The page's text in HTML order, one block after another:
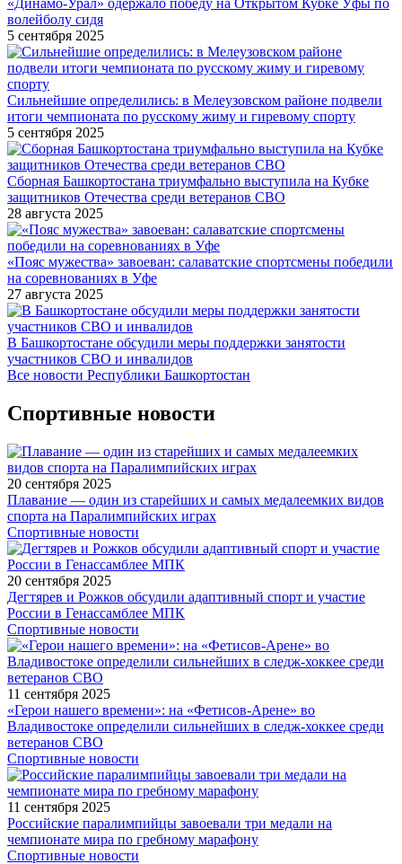
волейболу сидя
5 сентября 2025
Сильнейшие определились: в Мелеузовском районе подвели
итоги чемпионата по русскому жиму и гиревому спорту
5 сентября 2025
Сборная Башкортостана триумфально выступила на Кубке
защитников Отечества среди ветеранов СВО
28 августа 2025
«Пояс мужества» завоеван: салаватские спортсмены победили
на соревнованиях в Уфе
27 августа 2025
В Башкортостане обсудили меры поддержки занятости
участников СВО и инвалидов
Все новости Республики Башкортостан
Спортивные новости
20 сентября 2025
Плавание — один из старейших и самых медалеемких видов
спорта на Паралимпийских играх
Спортивные новости
20 сентября 2025
Дегтярев и Рожков обсудили адаптивный спорт и участие
России в Генассамблее МПК
Спортивные новости
11 сентября 2025
«Герои нашего времени»: на «Фетисов-Арене» во
Владивостоке определили сильнейших в следж-хоккее среди
ветеранов СВО
Спортивные новости
11 сентября 2025
Российские паралимпийцы завоевали три медали на
чемпионате мира по гребному марафону
Спортивные новости